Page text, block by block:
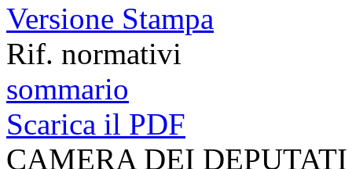
Versione Stampa
Rif. normativi
sommario
Scarica il PDF
CAMERA DEI DEPUTATI